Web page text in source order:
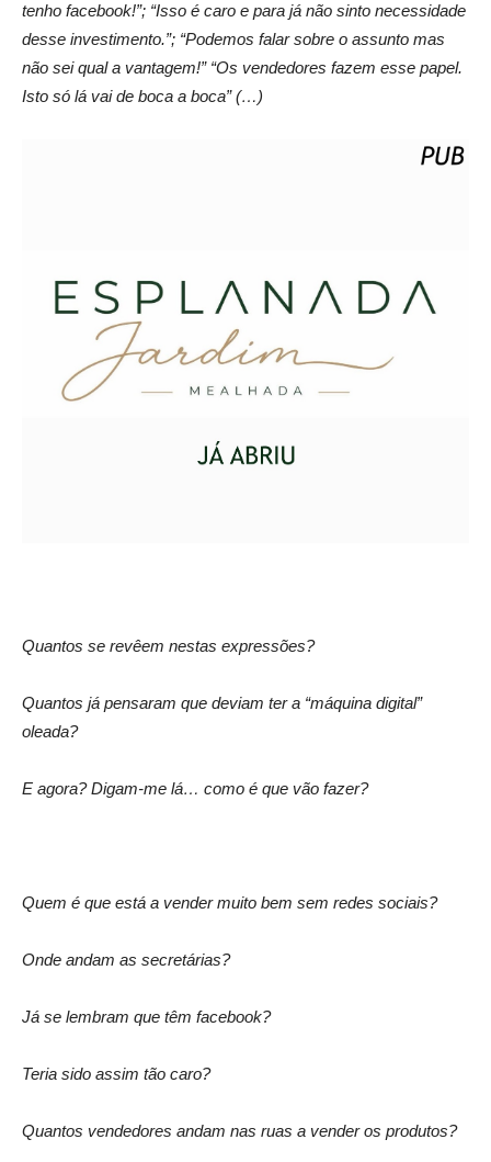
tenho facebook!”; “Isso é caro e para já não sinto necessidade
desse investimento.”; “Podemos falar sobre o assunto mas
não sei qual a vantagem!” “Os vendedores fazem esse papel.
Isto só lá vai de boca a boca” (…)
Quantos se revêem nestas expressões?
Quantos já pensaram que deviam ter a “máquina digital”
oleada?
E agora? Digam-me lá… como é que vão fazer?
Quem é que está a vender muito bem sem redes sociais?
Onde andam as secretárias?
Já se lembram que têm facebook?
Teria sido assim tão caro?
Quantos vendedores andam nas ruas a vender os produtos?